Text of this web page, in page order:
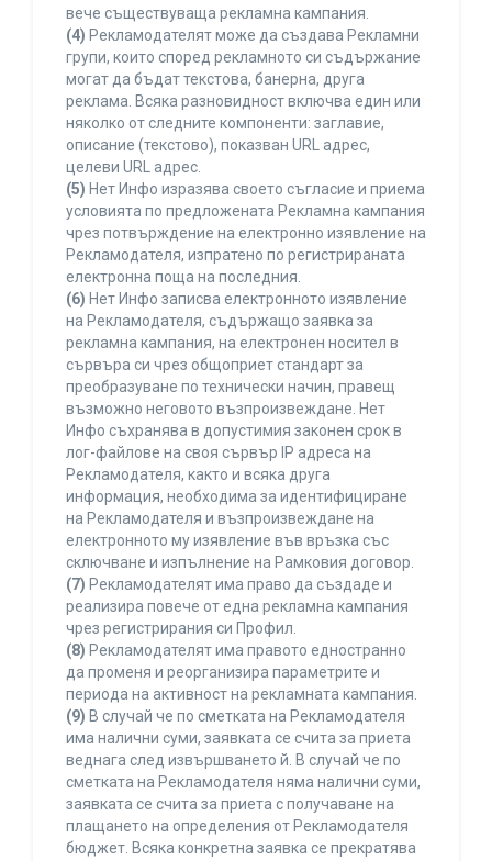
вече съществуваща рекламна кампания.
(4) Рекламодателят може да създава Рекламни
групи, които според рекламното си съдържание
могат да бъдат текстова, банерна, друга
реклама. Всяка разновидност включва един или
няколко от следните компоненти: заглавие,
описание (текстово), показван URL адрес,
целеви URL адрес.
(5) Нет Инфо изразява своето съгласие и приема
условията по предложената Рекламна кампания
чрез потвърждение на електронно изявление на
Рекламодателя, изпратено по регистрираната
електронна поща на последния.
(6) Нет Инфо записва електронното изявление
на Рекламодателя, съдържащо заявка за
рекламна кампания, на електронен носител в
сървъра си чрез общоприет стандарт за
преобразуване по технически начин, правещ
възможно неговото възпроизвеждане. Нет
Инфо съхранява в допустимия законен срок в
лог-файлове на своя сървър IP адреса на
Рекламодателя, както и всяка друга
информация, необходима за идентифициране
на Рекламодателя и възпроизвеждане на
електронното му изявление във връзка със
сключване и изпълнение на Рамковия договор.
(7) Рекламодателят има право да създаде и
реализира повече от една рекламна кампания
чрез регистрирания си Профил.
(8) Рекламодателят има правото едностранно
да променя и реорганизира параметрите и
периода на активност на рекламната кампания.
(9) В случай че по сметката на Рекламодателя
има налични суми, заявката се счита за приета
веднага след извършването й. В случай че по
сметката на Рекламодателя няма налични суми,
заявката се счита за приета с получаване на
плащането на определения от Рекламодателя
бюджет. Всяка конкретна заявка се прекратява